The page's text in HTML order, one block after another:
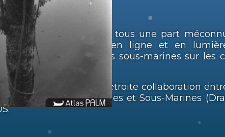
à disposition de tous une part
propose de mettre en ligne et en
archéologiques sous-marines sur les
et de la Corse.
est le fruit d’une étroite collaboration
Subaquatiques et Sous-Marines